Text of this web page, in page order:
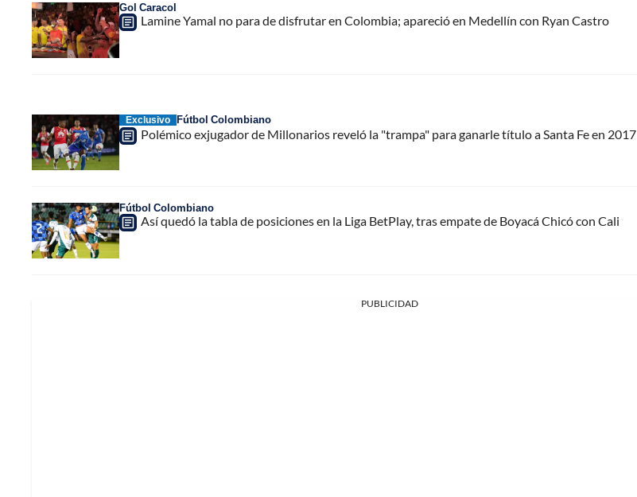
Gol Caracol
Lamine Yamal no para de disfrutar en Colombia; apareció en Medellín con Ryan Castro
Exclusivo Fútbol Colombiano
Polémico exjugador de Millonarios reveló la "trampa" para ganarle título a Santa Fe en 2017
Fútbol Colombiano
Así quedó la tabla de posiciones en la Liga BetPlay, tras empate de Boyacá Chicó con Cali
PUBLICIDAD